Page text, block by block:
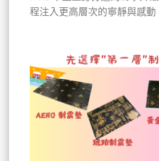
程注入更高層次的寧靜與感動